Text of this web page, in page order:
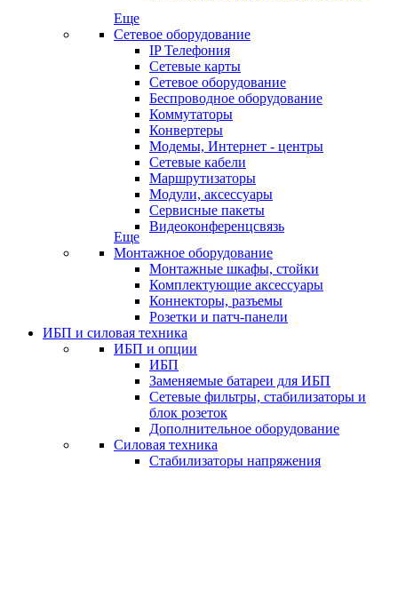
Еще
Сетевое оборудование
IP Телефония
Сетевые карты
Сетевое оборудование
Беспроводное оборудование
Коммутаторы
Конвертеры
Модемы, Интернет - центры
Сетевые кабели
Маршрутизаторы
Модули, аксессуары
Сервисные пакеты
Видеоконференцсвязь
Еще
Монтажное оборудование
Монтажные шкафы, стойки
Комплектующие аксессуары
Коннекторы, разъемы
Розетки и патч-панели
ИБП и силовая техника
ИБП и опции
ИБП
Заменяемые батареи для ИБП
Сетевые фильтры, стабилизаторы и
блок розеток
Дополнительное оборудование
Силовая техника
Стабилизаторы напряжения